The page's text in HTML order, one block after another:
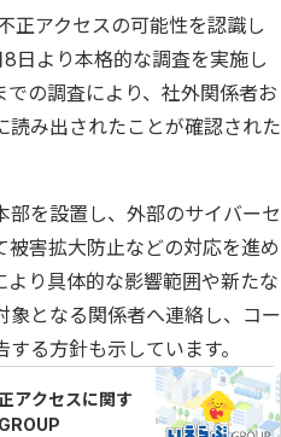
正アクセスの可能性を認識し
日より本格的な調査を実施し
の調査により、社外関係者お
読み出されたことが確認された
部を設置し、外部のサイバーセ
害拡大防止などの対応を進め
り具体的な影響範囲や新たな
となる関係者へ連絡し、コー
る方針も示しています。
アクセスに関す